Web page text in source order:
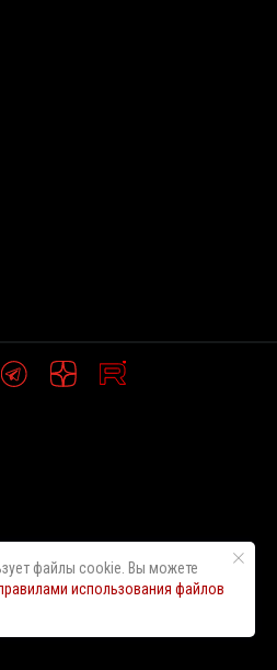
файлы cookie. Вы можете
использования файлов